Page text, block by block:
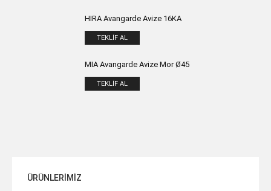
HIRA Avangarde Avize 16KA
TEKLIF AL
MIA Avangarde Avize Mor Ø45
TEKLIF AL
ÜRÜNLERİMİZ